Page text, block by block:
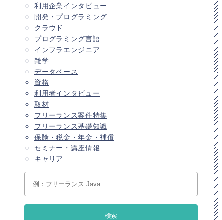
利用企業インタビュー
開発・プログラミング
クラウド
プログラミング言語
インフラエンジニア
雑学
データベース
資格
利用者インタビュー
取材
フリーランス案件特集
フリーランス基礎知識
保険・税金・年金・補償
セミナー・講座情報
キャリア